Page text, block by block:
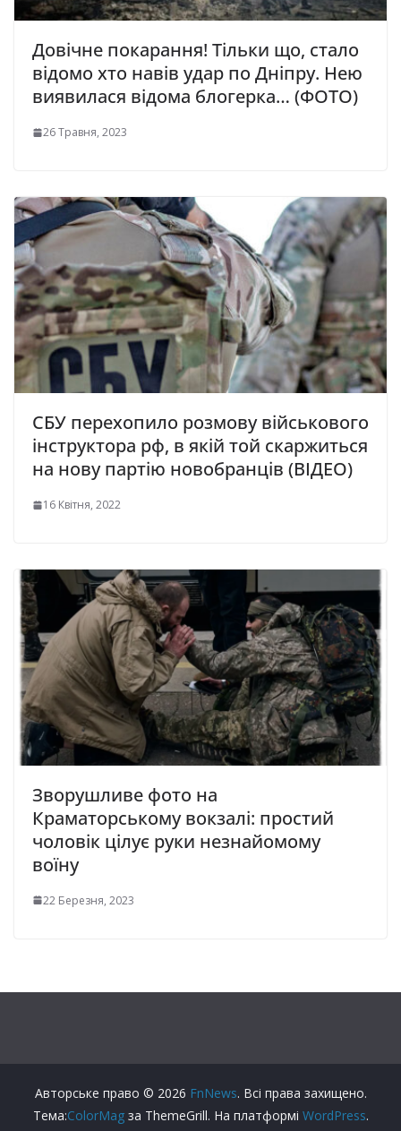
Довічне покарання! Тільки що, стало
відомо хто навів удар по Дніпру. Нею
виявилася відома блогерка… (ФОТО)
26 Травня, 2023
СБУ перехопило розмову військового
інструктора рф, в якій той скаржиться
на нову партію новобранців (ВІДЕО)
16 Квітня, 2022
Зворушливе фото на
Краматорському вокзалі: простий
чоловік цілує руки незнайомому
воїну
22 Березня, 2023
Авторське право © 2026 FnNews. Всі права захищено.
Тема:ColorMagза ThemeGrill. На платформі WordPress.